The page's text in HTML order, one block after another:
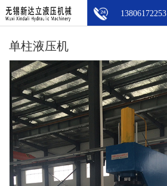
13806172253
单柱液压机